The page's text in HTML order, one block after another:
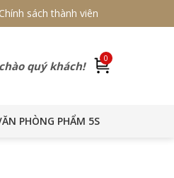
Chính sách thành viên
quý khách!
0
PHÒNG PHẨM 5S